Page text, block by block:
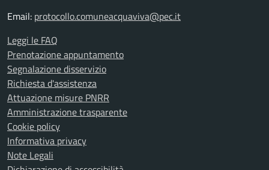
Email: protocollo.comuneacquaviva@pec.it
Leggi le FAQ
Prenotazione appuntamento
Segnalazione disservizio
Richiesta d'assistenza
Attuazione misure PNRR
Amministrazione trasparente
Cookie policy
Informativa privacy
Note Legali